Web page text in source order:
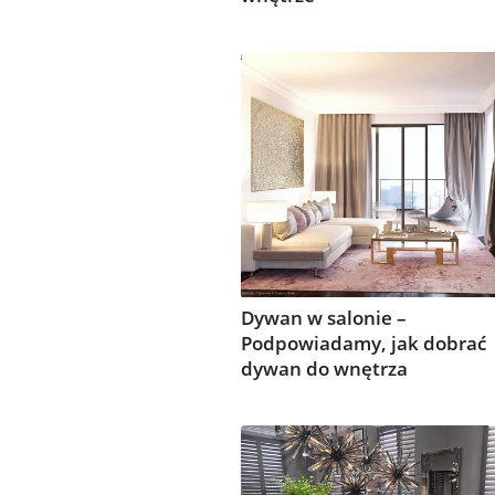
Dywan w salonie –
Podpowiadamy, jak dobrać
dywan do wnętrza